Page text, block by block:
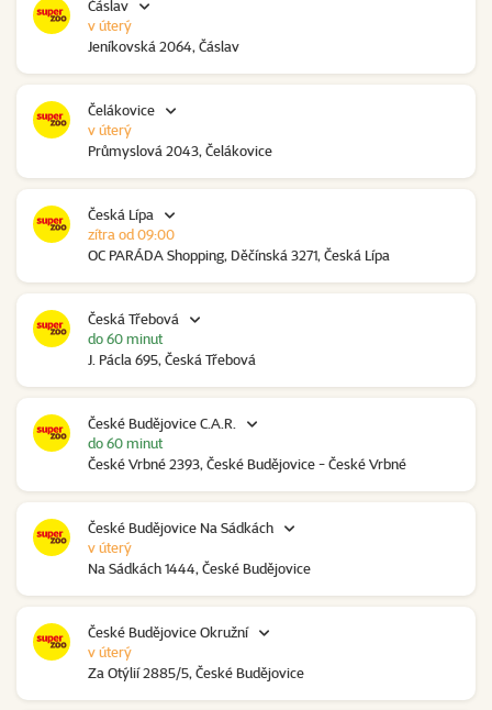
Čáslav
Jeníkovská 2064, Čáslav
v úterý
Čelákovice
Průmyslová 2043, Čelákovice
v úterý
Česká Lípa
OC PARÁDA Shopping, Děčínská 3271, Česká Lípa
zítra od 09:00
Česká Třebová
J. Pácla 695, Česká Třebová
do 60 minut
České Budějovice C.A.R.
České Vrbné 2393, České Budějovice - České Vrbné
do 60 minut
České Budějovice Na Sádkách
Na Sádkách 1444, České Budějovice
v úterý
České Budějovice Okružní
Za Otýlií 2885/5, České Budějovice
v úterý